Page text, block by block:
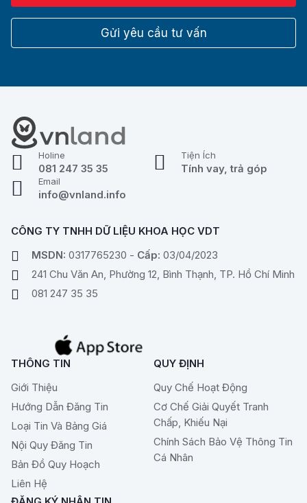
Gửi yêu cầu tư vấn
Holine
081 247 35 35
Tiện Ích
Tính vay, trả góp
Email
info@vnland.info
CÔNG TY TNHH DỮ LIỆU KHOA HỌC VDT
MSDN: 0317765230 - Cấp: 03/04/2023
241 Chu Văn An, Phường 12, Bình Thạnh, TP. Hồ Chí Minh
081 247 35 35
THÔNG TIN
Giới Thiệu
Hướng Dẫn Đăng Tin
Loại Tin Và Bảng Giá
Nội Quy Đăng Tin
Bản Đồ Quy Hoạch
Liên Hệ
QUY ĐỊNH
Quy Chế Hoạt Động
Cơ Chế Giải Quyết Tranh
Chấp, Khiếu Nại
Chính Sách Bảo Vệ Thông Tin
Cá Nhân